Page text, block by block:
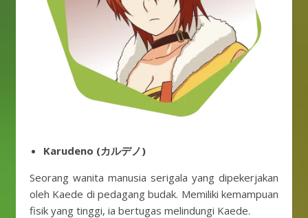
Karudeno (カルデノ)
Seorang wanita manusia serigala yang dipekerjakan
oleh Kaede di pedagang budak. Memiliki kemampuan
fisik yang tinggi, ia bertugas melindungi Kaede.